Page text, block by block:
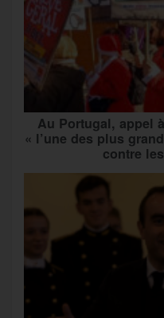
Au Portugal, appel
« l’une des plus
contre